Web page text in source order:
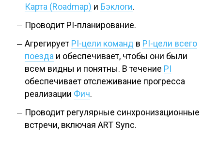
Карта (Roadmap) и Бэклоги.
Проводит PI-планирование.
Агрегирует PI-цели команд в PI-цели всего
поезда и обеспечивает, чтобы они были
всем видны и понятны. В течение PI
обеспечивает отслеживание прогресса
реализации Фич.
Проводит регулярные синхронизационные
встречи, включая ART Synс.